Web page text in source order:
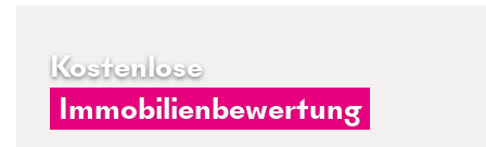
Kostenlose
Immobilienbewertung